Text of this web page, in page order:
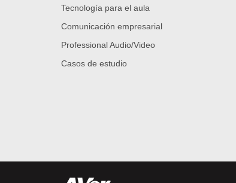
Tecnología para el aula
Comunicación empresarial
Professional Audio/Video
Casos de estudio